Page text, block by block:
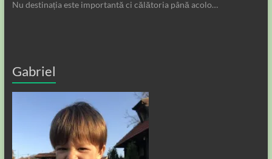
Nu destinația este importantă ci călătoria până acolo…
Gabriel